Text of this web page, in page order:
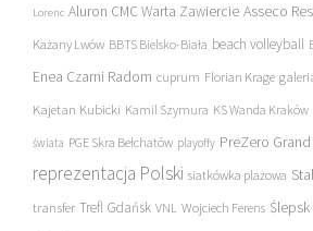
Lorenc Aluron CMC Warta Zawiercie Asseco
Każany Lwów BBTS Bielsko-Biała beach volleyball
Enea Czarni Radom cuprum Florian Krage
Kajetan Kubicki Kamil Szymura KS Wanda Kraków
świata PGE Skra Bełchatów playoffy PreZero
reprezentacja Polski siatkówka plażowa
transfer Trefl Gdańsk VNL Wojciech Ferens Ślepsk